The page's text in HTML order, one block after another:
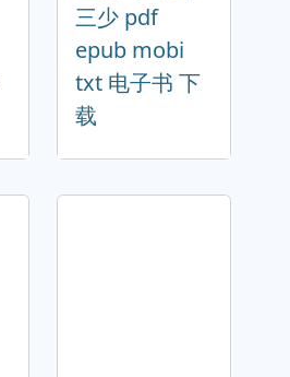
三少 pdf
epub mobi
txt 电子书 下
载